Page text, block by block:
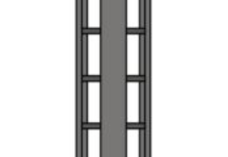
VARIANTES.
LAS
ELEGIR
DE
PRODUCTO